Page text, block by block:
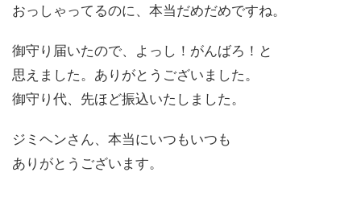
おっしゃってるのに、本当だめだめですね。
御守り届いたので、よっし！がんばろ！と
思えました。ありがとうございました。
御守り代、先ほど振込いたしました。
ジミヘンさん、本当にいつもいつも
ありがとうございます。